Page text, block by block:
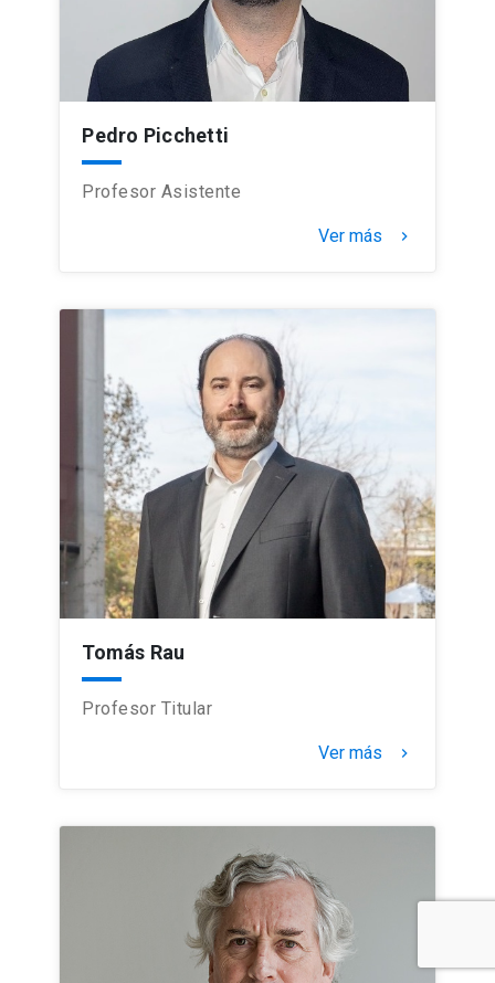
Pedro Picchetti
Profesor Asistente
Ver más keyboard_arrow_right
Tomás Rau
Profesor Titular
Ver más keyboard_arrow_right